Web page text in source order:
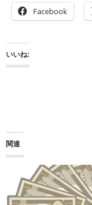
Facebook
いいね:
関連